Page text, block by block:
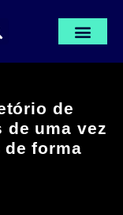
de
de uma vez
de forma